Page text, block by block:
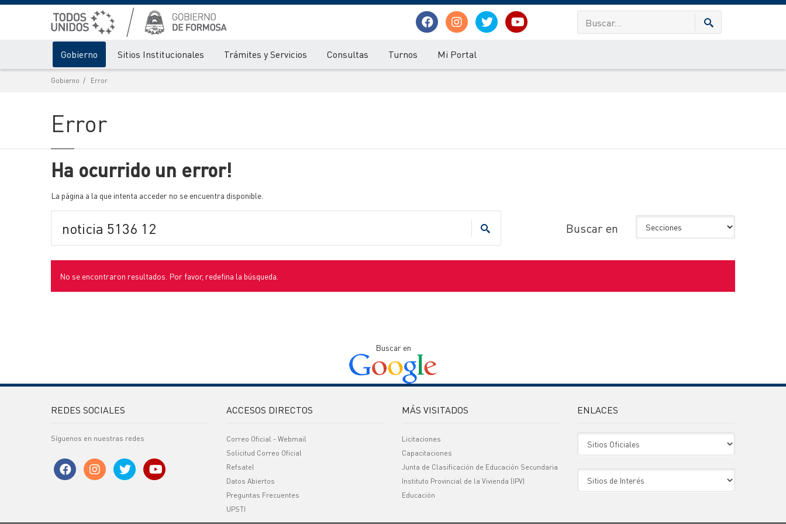
Gobierno Sitios Institucionales Trámites y Servicios Consultas Turnos Mi Portal
Gobierno Error
Error
Ha ocurrido un error!
La página a la que intenta acceder no se encuentra disponible.
Buscar en
No se encontraron resultados. Por favor, redefina la búsqueda.
Buscar en
REDES SOCIALES
Síguenos en nuestras redes
ACCESOS DIRECTOS
Correo Oficial - Webmail
Solicitud Correo Oficial
Refsatel
Datos Abiertos
Preguntas Frecuentes
UPSTI
MÁS VISITADOS
Licitaciones
Capacitaciones
Junta de Clasificación de Educación Secundaria
Instituto Provincial de la Vivienda (IPV)
Educación
ENLACES